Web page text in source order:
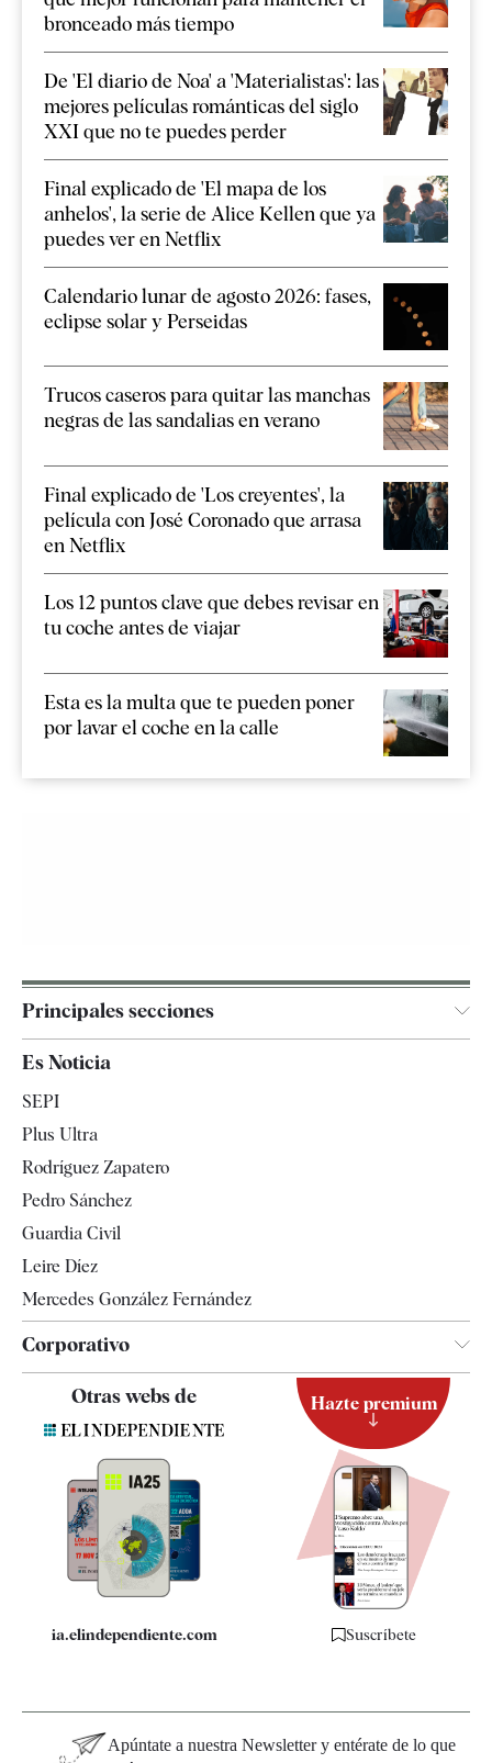
bronceado más tiempo
De 'El diario de Noa' a 'Materialistas': las
mejores películas románticas del siglo
XXI que no te puedes perder
Final explicado de 'El mapa de los
anhelos', la serie de Alice Kellen que ya
puedes ver en Netflix
Calendario lunar de agosto 2026: fases,
eclipse solar y Perseidas
Trucos caseros para quitar las manchas
negras de las sandalias en verano
Final explicado de 'Los creyentes', la
película con José Coronado que arrasa
en Netflix
Los 12 puntos clave que debes revisar en
tu coche antes de viajar
Esta es la multa que te pueden poner
por lavar el coche en la calle
Principales secciones
España
Televisión
Es Noticia
SEPI
Plus Ultra
Rodríguez Zapatero
Pedro Sánchez
Guardia Civil
Leire Díez
Mercedes González Fernández
Corporativo
Contacto
Quiénes somos
Especificaciones
Otras webs de
ia.elindependiente.com
Hazte premium
Suscríbete
Apúntate a nuestra Newsletter y entérate de lo que